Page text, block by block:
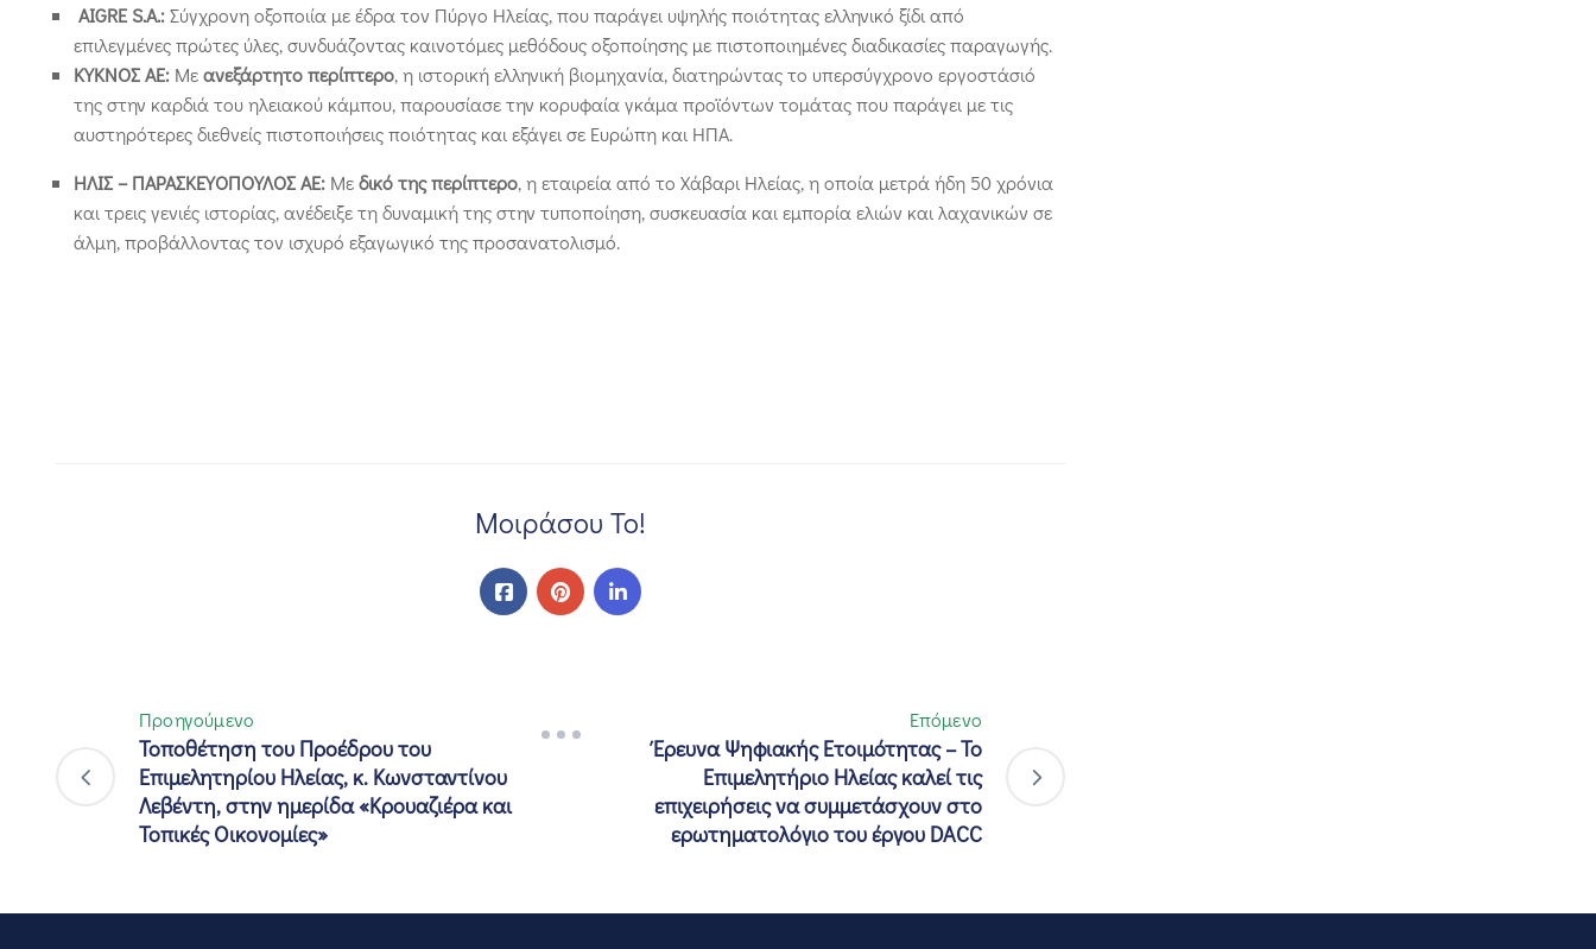
AIGRE S.A.:Σύγχρονη οξοποιία με έδρα τον Πύργο Ηλείας, που παράγει υψηλής ποιότητας ελληνικό ξίδι από
επιλεγμένες πρώτες ύλες, συνδυάζοντας καινοτόμες μεθόδους οξοποίησης με πιστοποιημένες διαδικασίες παραγωγής.
ΚΥΚΝΟΣ ΑΕ: Μεανεξάρτητο περίπτερο, η ιστορική ελληνική βιομηχανία, διατηρώντας το υπερσύγχρονο εργοστάσιό
της στην καρδιά του ηλειακού κάμπου, παρουσίασε την κορυφαία γκάμα προϊόντων τομάτας που παράγει με τις
αυστηρότερες διεθνείς πιστοποιήσεις ποιότητας και εξάγει σε Ευρώπη και ΗΠΑ.
ΗΛΙΣ – ΠΑΡΑΣΚΕΥΟΠΟΥΛΟΣ ΑΕ: Μεδικό της περίπτερο, η εταιρεία από το Χάβαρι Ηλείας, η οποία μετρά ήδη 50 χρόνια
και τρεις γενιές ιστορίας, ανέδειξε τη δυναμική της στην τυποποίηση, συσκευασία και εμπορία ελιών και λαχανικών σε
άλμη, προβάλλοντας τον ισχυρό εξαγωγικό της προσανατολισμό.
Μοιράσου Το!
Προηγούμενο
Τοποθέτηση του Προέδρου του
Επιμελητηρίου Ηλείας, κ. Κωνσταντίνου
Λεβέντη, στην ημερίδα «Κρουαζιέρα και
Τοπικές Οικονομίες»
Επόμενο
Έρευνα Ψηφιακής Ετοιμότητας – Το
Επιμελητήριο Ηλείας καλεί τις
επιχειρήσεις να συμμετάσχουν στο
ερωτηματολόγιο του έργου DACC